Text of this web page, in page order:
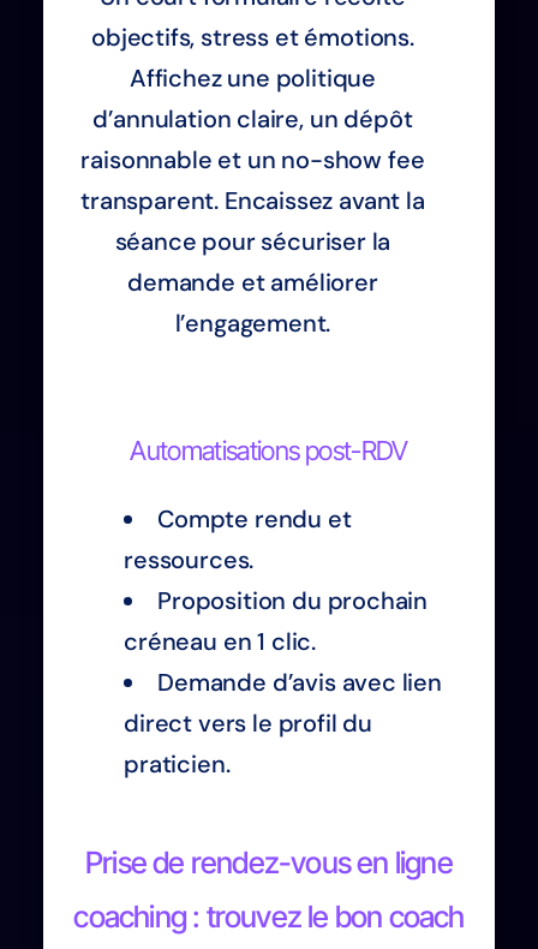
objectifs, stress et émotions.
Affichez une politique
d’annulation claire, un dépôt
raisonnable et un no-show fee
transparent. Encaissez avant la
séance pour sécuriser la
demande et améliorer
l’engagement.
Automatisations post-RDV
Compte rendu et
ressources.
Proposition du prochain
créneau en 1 clic.
Demande d’avis avec lien
direct vers le profil du
praticien.
Prise de rendez-vous en ligne
coaching : trouvez le bon coach